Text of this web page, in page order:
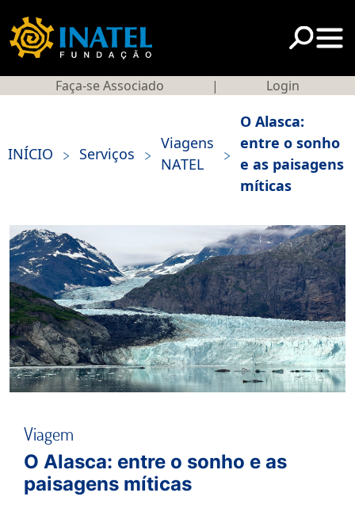
Faça-se Associado | Login
INÍCIO > Serviços > Viagens
NATEL
>
O Alasca:
entre o sonho
e as paisagens
míticas
Viagem
O Alasca: entre o sonho e as
paisagens míticas